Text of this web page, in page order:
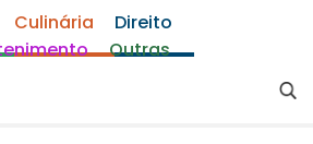
Culinária
Direito
Outras